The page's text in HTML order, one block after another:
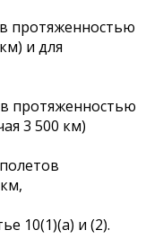
протяженностью
и для
протяженностью
3 500 км)
10(1)(a) и (2).